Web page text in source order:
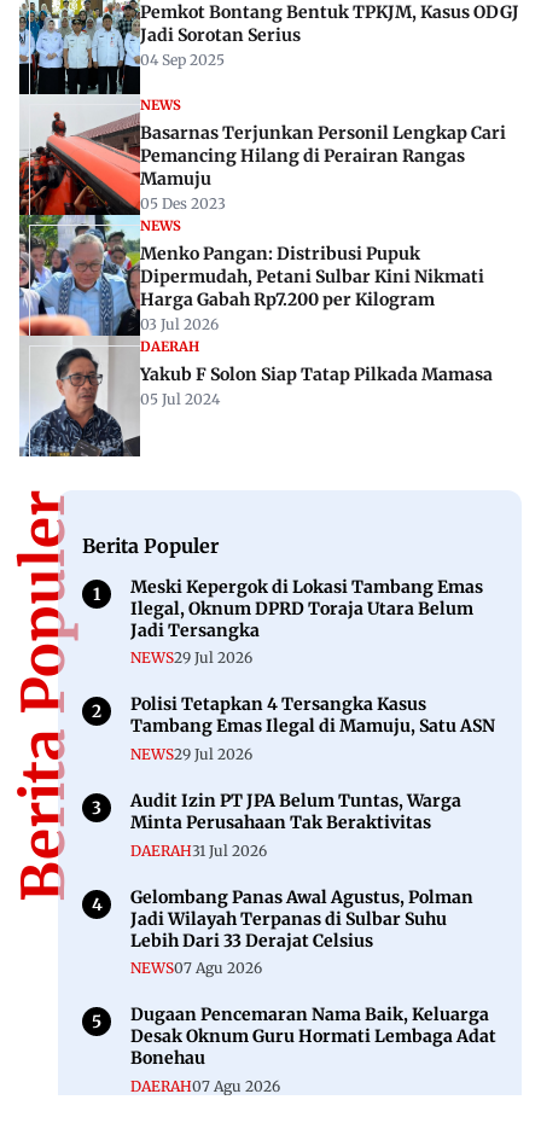
Pemkot Bontang Bentuk TPKJM, Kasus ODGJ
Jadi Sorotan Serius
04 Sep 2025
NEWS
Basarnas Terjunkan Personil Lengkap Cari
Pemancing Hilang di Perairan Rangas
Mamuju
05 Des 2023
NEWS
Menko Pangan: Distribusi Pupuk
Dipermudah, Petani Sulbar Kini Nikmati
Harga Gabah Rp7.200 per Kilogram
03 Jul 2026
DAERAH
Yakub F Solon Siap Tatap Pilkada Mamasa
05 Jul 2024
Berita PopulerBerita Populer
Meski Kepergok di Lokasi Tambang Emas
Ilegal, Oknum DPRD Toraja Utara Belum
Jadi Tersangka
NEWS29 Jul 2026
Polisi Tetapkan 4 Tersangka Kasus
Tambang Emas Ilegal di Mamuju, Satu ASN
NEWS29 Jul 2026
Audit Izin PT JPA Belum Tuntas, Warga
Minta Perusahaan Tak Beraktivitas
DAERAH31 Jul 2026
Gelombang Panas Awal Agustus, Polman
Jadi Wilayah Terpanas di Sulbar Suhu
Lebih Dari 33 Derajat Celsius
NEWS07 Agu 2026
Dugaan Pencemaran Nama Baik, Keluarga
Desak Oknum Guru Hormati Lembaga Adat
Bonehau
DAERAH07 Agu 2026